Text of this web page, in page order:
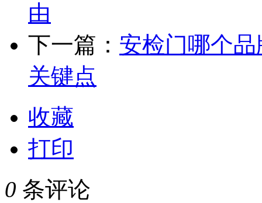
由
下一篇： 安检门哪个
关键点
收藏
打印
0 条评论